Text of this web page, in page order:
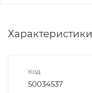
Характеристики
Код
50034537